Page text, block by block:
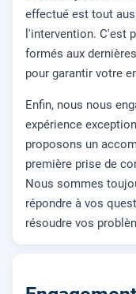
effectué est tout
l'intervention. C'est
formés aux
pour garantir votre
Enfin, nous nous
expérience
proposons un
première prise de
Nous sommes
répondre à vos
résoudre vos